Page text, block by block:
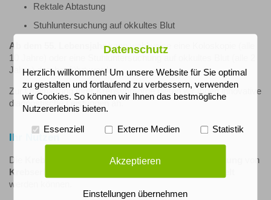
Rektale Abtastung
Stuhluntersuchung auf okkultes Blut
Ab dem 55. Lebensjahrkann wahlweise eine Koloskopie (alle
10 Jahre) oder eine Stuhluntersuchung auf okkultes Blut (alle 2
Jahre) durchgeführt werden.
Zur Optimierung Ihrer Krebsvorsorge bieten wir Ihnen innovative
diagnostische Leistungen an.
Ihr Nutzen
Die ermöglicht diefrühzeitige Erkennung
von
Krebse
werden können.
Datenschutz
Herzlich willkommen! Um unsere Website für Sie optimal
zu gestalten und fortlaufend zu verbessern, verwenden
wir Cookies. So können wir Ihnen das bestmögliche
Nutzererlebnis bieten.
Essenziell Externe Medien Statistik
Akzeptieren
Einstellungen übernehmen